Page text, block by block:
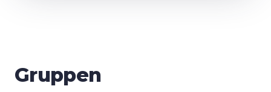
Gruppen